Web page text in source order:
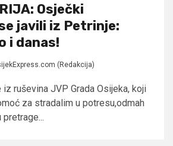
Osječki
javili iz Petrinje:
i danas!
(Redakcija)
ruševina JVP Grada Osijeka, koji
za stradalim u potresu,odmah